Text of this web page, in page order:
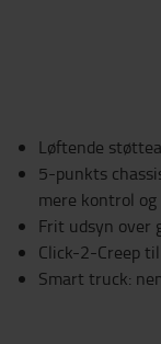
Løftende
5-punkts
mere kontrol og
Frit udsyn over
Click-2-Creep
Smart truck: